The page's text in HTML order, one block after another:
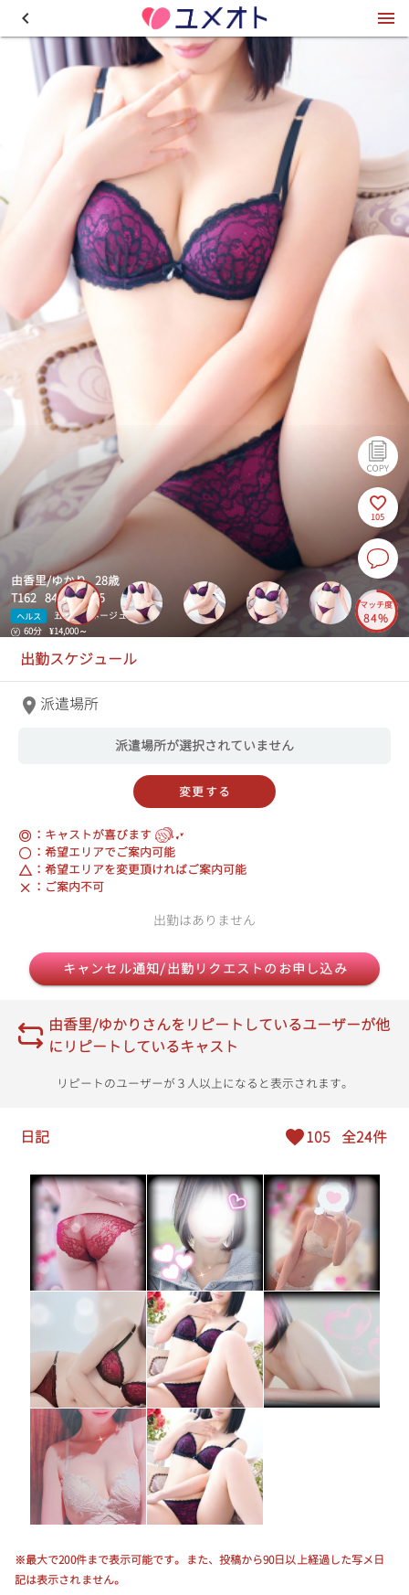
由香里/ゆかり 28歳
T162 84(C)-58-85
ヘルス
五反田アネージュ
60分
¥14,000～
105
マッチ度
84%
出勤スケジュール
派遣場所
派遣場所が選択されていません
変更する
：キャストが喜びます
：希望エリアでご案内可能
：希望エリアを変更頂ければご案内可能
：ご案内不可
出勤はありません
キャンセル通知/出勤リクエストのお申し込み
由香里/ゆかりさんをリピートしているユーザーが他
にリピートしているキャスト
リピートのユーザーが３人以上になると表示されます。
日記 105 全24件
※最大で200件まで表示可能です。また、投稿から90日以上経過した写メ日
記は表示されません。